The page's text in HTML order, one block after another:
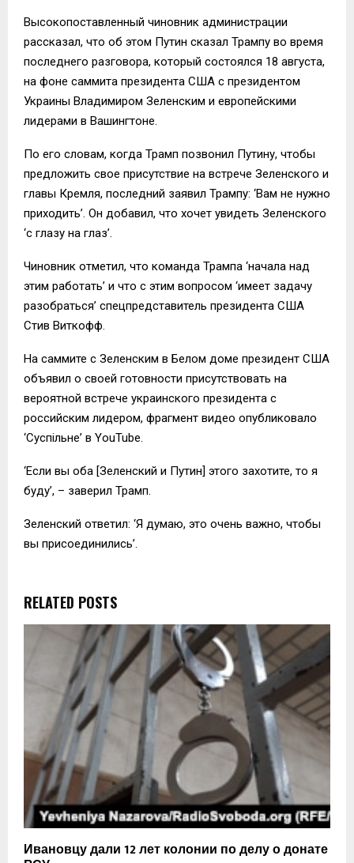
Высокопоставленный чиновник администрации
рассказал, что об этом Путин сказал Трампу во время
последнего разговора, который состоялся 18 августа,
на фоне саммита президента США с президентом
Украины Владимиром Зеленским и европейскими
лидерами в Вашингтоне.
По его словам, когда Трамп позвонил Путину, чтобы
предложить свое присутствие на встрече Зеленского и
главы Кремля, последний заявил Трампу: ‘Вам не нужно
приходить’. Он добавил, что хочет увидеть Зеленского
‘с глазу на глаз’.
Чиновник отметил, что команда Трампа ‘начала над
этим работать’ и что с этим вопросом ‘имеет задачу
разобраться’ спецпредставитель президента США
Стив Виткофф.
На саммите с Зеленским в Белом доме президент США
объявил о своей готовности присутствовать на
вероятной встрече украинского президента с
российским лидером, фрагмент видео опубликовало
‘Суспільне’ в YouTube.
‘Если вы оба [Зеленский и Путин] этого захотите, то я
буду’, – заверил Трамп.
Зеленский ответил: ‘Я думаю, это очень важно, чтобы
вы присоединились’.
RELATED POSTS
Ивановцу дали 12 лет колонии по делу о донате